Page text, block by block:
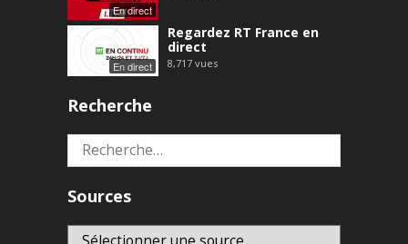
En direct
En direct
Regardez RT France en
direct
8,717 vues
Recherche
Rechercher :
Sources